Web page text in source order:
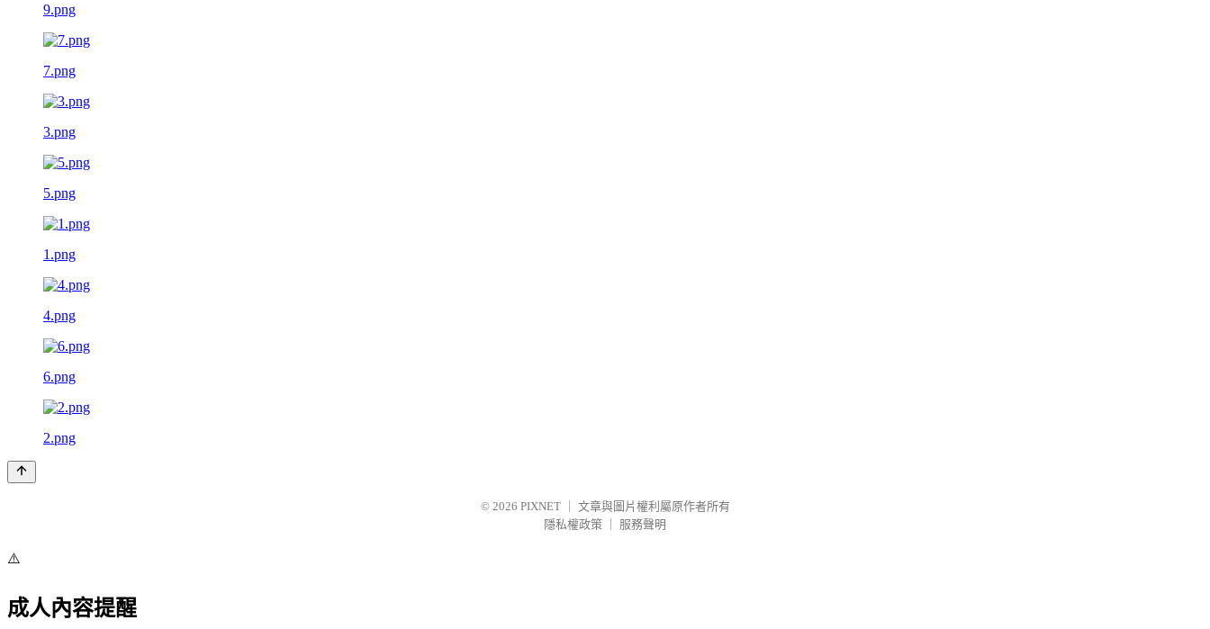
9.png
7.png
3.png
5.png
1.png
4.png
6.png
2.png
© 2026 PIXNET
文章與圖片權利屬原作者所有
隱私權政策
服務聲明
⚠️
成人內容提醒